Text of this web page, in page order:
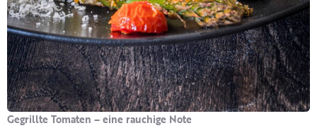
Gegrillte Tomaten – eine rauchige Note